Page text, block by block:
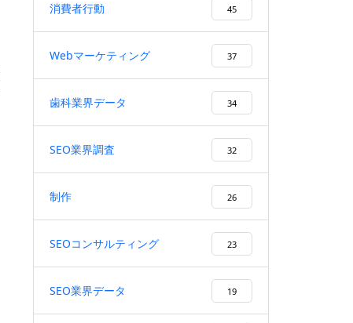
た！
検索ボリューム1万以上のキー
ワードで、検索順位１位を獲
施策により、検索順位が20位以
消費者行動 45
Webマーケティング 37
歯科業界データ 34
SEO業界調査 32
制作 26
SEOコンサルティング 23
SEO業界データ 19